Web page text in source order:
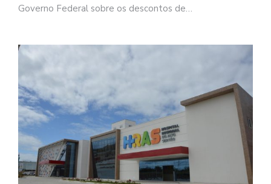
Governo Federal sobre os descontos de…